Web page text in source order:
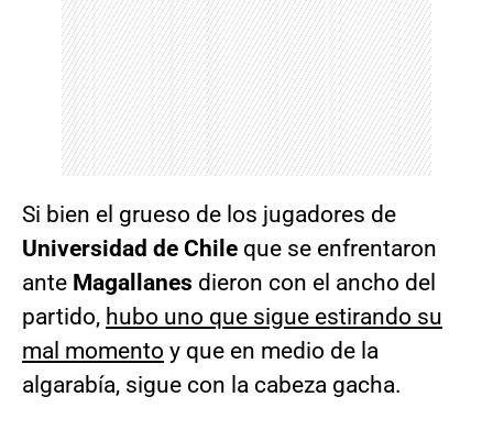
Si bien el grueso de los jugadores de
Universidad de Chile que se enfrentaron
ante Magallanes dieron con el ancho del
partido, hubo uno que sigue estirando su
mal momento y que en medio de la
algarabía, sigue con la cabeza gacha.